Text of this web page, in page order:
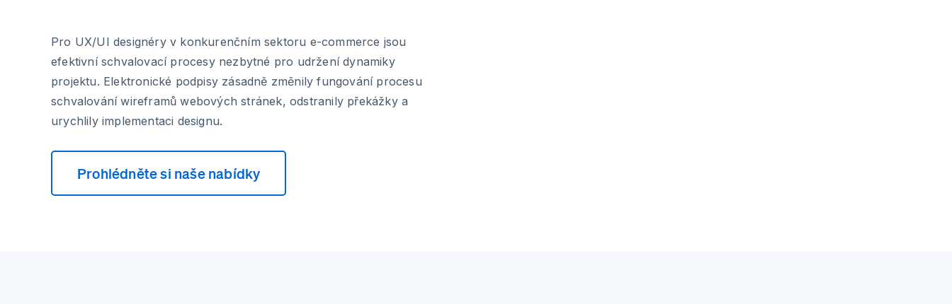
Pro UX/UI designéry v konkurenčním sektoru e-commerce jsou
efektivní schvalovací procesy nezbytné pro udržení dynamiky
projektu. Elektronické podpisy zásadně změnily fungování procesu
schvalování wireframů webových stránek, odstranily překážky a
urychlily implementaci designu.
Prohlédněte si naše nabídky